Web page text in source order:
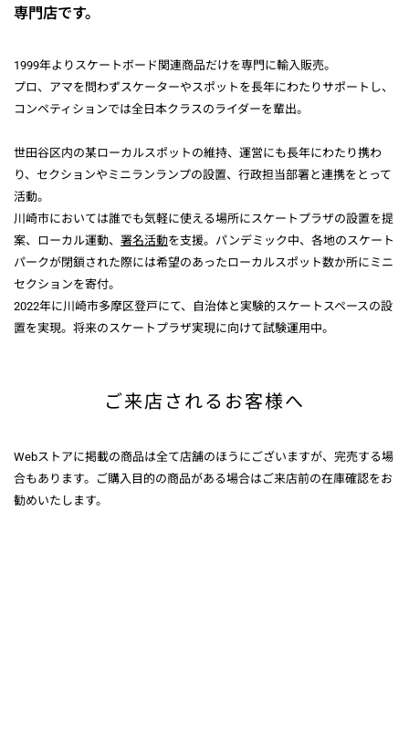
専門店です。
1999年よりスケートボード関連商品だけを専門に輸入販売。
プロ、アマを問わずスケーターやスポットを長年にわたりサポートし、
コンペティションでは全日本クラスのライダーを輩出。
世田谷区内の某ローカルスポットの維持、運営にも長年にわたり携わ
り、セクションやミニランランプの設置、行政担当部署と連携をとって
活動。
川崎市においては誰でも気軽に使える場所にスケートプラザの設置を提
案、ローカル運動、 署名活動を支援。パンデミック中、各地のスケート
パークが閉鎖された際には希望のあったローカルスポット数か所にミニ
セクションを寄付。
2022年に川崎市多摩区登戸にて、自治体と実験的スケートスペースの設
置を実現。将来のスケートプラザ実現に向けて試験運用中。
ご来店されるお客様へ
Webストアに掲載の商品は全て店舗のほうにございますが、完売する場
合もあります。ご購入目的の商品がある場合はご来店前の在庫確認をお
勧めいたします。